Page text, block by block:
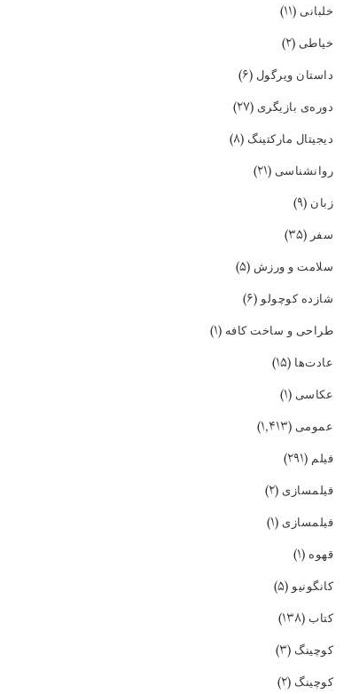
خلبانی (۱۱)
خیاطی (۲)
داستان ویرگول (۶)
دوره‌ی بازیگری (۲۷)
دیجیتال مارکتینگ (۸)
روانشناسی (۲۱)
زبان (۹)
سفر(۳۵)
سلامت و ورزش (۵)
شازده کوچولو(۶)
طراحی و ساخت کافه (۱)
عادت‌ها (۱۵)
عکاسی (۱)
عمومی (۱,۴۱۳)
فیلم (۲۹۱)
فیلمسازی (۲)
فیلمسازی (۱)
قهوه (۱)
کانگونیو(۵)
کتاب (۱۳۸)
کوچینگ (۳)
کوچینگ (۲)